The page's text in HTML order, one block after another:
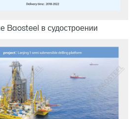
Baosteel в судостроении